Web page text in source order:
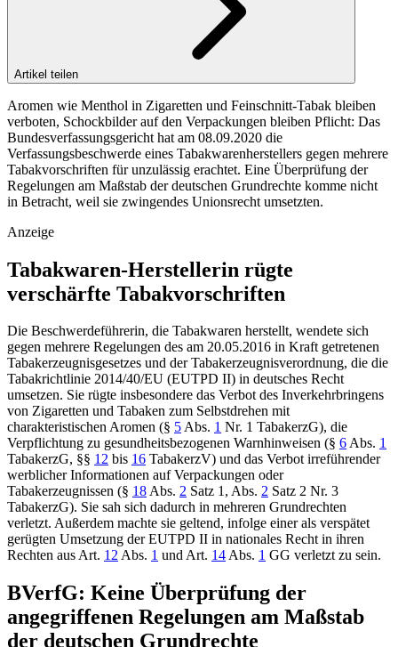
Artikel teilen
Aromen wie Menthol in Zigaretten und Feinschnitt-Tabak bleiben
verboten, Schockbilder auf den Verpackungen bleiben Pflicht: Das
Bundesverfassungsgericht hat am 08.09.2020 die
Verfassungsbeschwerde eines Tabakwarenherstellers gegen mehrere
Tabakvorschriften für unzulässig erachtet. Eine Überprüfung der
Regelungen am Maßstab der deutschen Grundrechte komme nicht
in Betracht, weil sie zwingendes Unionsrecht umsetzten.
Anzeige
Tabakwaren-Herstellerin rügte
verschärfte Tabakvorschriften
Die Beschwerdeführerin, die Tabakwaren herstellt, wendete sich
gegen mehrere Regelungen des am 20.05.2016 in Kraft getretenen
Tabakerzeugnisgesetzes und der Tabakerzeugnisverordnung, die die
Tabakrichtlinie 2014/40/EU (EUTPD II) in deutsches Recht
umsetzen. Sie rügte insbesondere das Verbot des Inverkehrbringens
von Zigaretten und Tabaken zum Selbstdrehen mit
charakteristischen Aromen (§ 5Abs. 1 Nr. 1 TabakerzG), die
Verpflichtung zu gesundheitsbezogenen Warnhinweisen (§ 6Abs. 1
TabakerzG, §§ 12 bis 16 TabakerzV) und das Verbot irreführender
werblicher Informationen auf Verpackungen oder
Tabakerzeugnissen (§ 18Abs. 2 Satz 1, Abs. 2 Satz 2 Nr. 3
TabakerzG). Sie sah sich dadurch in mehreren Grundrechten
verletzt. Außerdem machte sie geltend, infolge einer als verspätet
gerügten Umsetzung der EUTPD II in nationales Recht in ihren
Rechten ausArt. 12Abs. 1 und Art. 14Abs. 1 GG verletzt zu sein.
BVerfG: Keine Überprüfung der
angegriffenen Regelungen am Maßstab
der deutschen Grundrechte